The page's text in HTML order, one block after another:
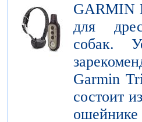
GARMIN
для
собак.
Garmin
состоит